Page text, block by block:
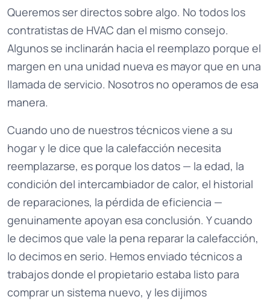
Queremos ser directos sobre algo. No todos los
contratistas de HVAC dan el mismo consejo.
Algunos se inclinarán hacia el reemplazo porque el
margen en una unidad nueva es mayor que en una
llamada de servicio. Nosotros no operamos de esa
manera.
Cuando uno de nuestros técnicos viene a su
hogar y le dice que la calefacción necesita
reemplazarse, es porque los datos — la edad, la
condición del intercambiador de calor, el historial
de reparaciones, la pérdida de eficiencia —
genuinamente apoyan esa conclusión. Y cuando
le decimos que vale la pena reparar la calefacción,
lo decimos en serio. Hemos enviado técnicos a
trabajos donde el propietario estaba listo para
comprar un sistema nuevo, y les dijimos